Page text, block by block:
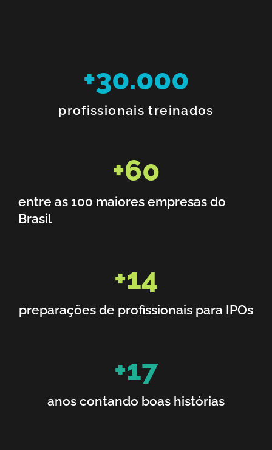
profissionais treinados
+30.000
entre as 100 maiores empresas do
Brasil
+60
preparações de profissionais para IPOs
+14
anos contando boas histórias
+17